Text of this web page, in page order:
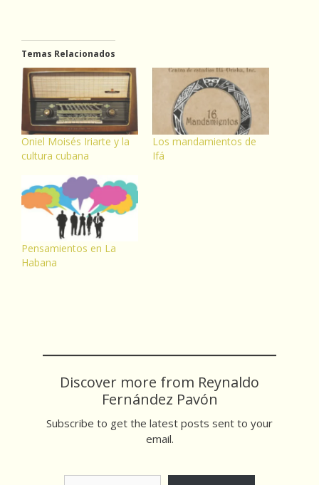
Temas Relacionados
Oniel Moisés Iriarte y la
cultura cubana
Los mandamientos de
Ifá
Pensamientos en La
Habana
Discover more from Reynaldo
Fernández Pavón
Subscribe to get the latest posts sent to your
email.
Type your email…